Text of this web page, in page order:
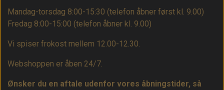
Mandag-torsdag 8:00-15:30 (telefon åbner først kl. 9.00)
Fredag 8:00-15:00 (telefon åbner kl. 9.00)
Vi spiser frokost mellem 12.00-12.30.
Webshoppen er åben 24/7.
Ønsker du en aftale udenfor vores åbningstider, så